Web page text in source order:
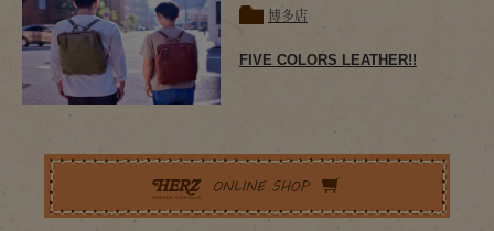
博多店
FIVE COLORS LEATHER!!